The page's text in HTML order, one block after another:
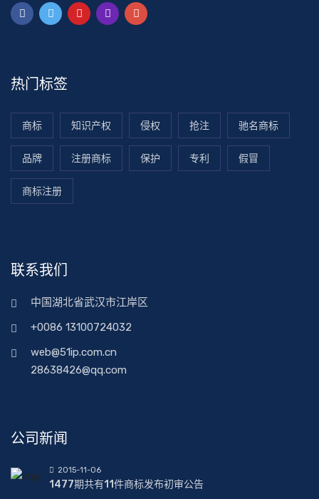
热门标签
商标 知识产权 侵权 抢注 驰名商标
品牌 注册商标 保护 专利 假冒
商标注册
联系我们
中国湖北省武汉市江岸区
+0086 13100724032
web@51ip.com.cn
28638426@qq.com
公司新闻
2015-11-06
1477期共有11件商标发布初审公告